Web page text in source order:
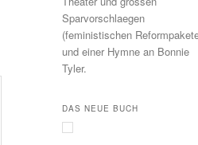
Sparvorschlaegen
(feministischen
und einer Hymne an Bonnie
Tyler.
DAS NEUE BUCH